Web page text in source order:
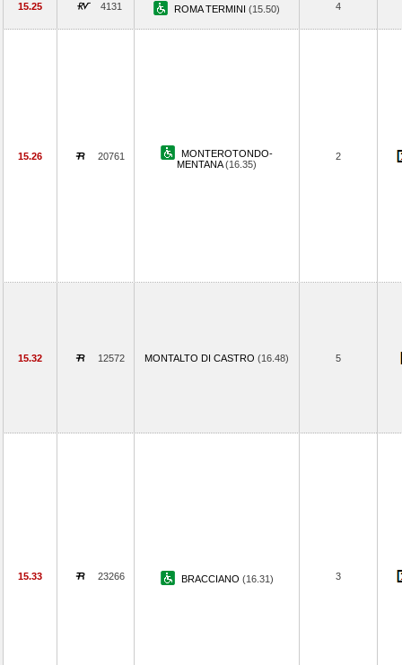
15.25 4131 ROMA TERMINI (15.50) 4
15.26 20761
MONTEROTONDO-
MENTANA(16.35)
2
15.32 12572 MONTALTO DI CASTRO (16.48) 5
15.33 23266 BRACCIANO (16.31) 3